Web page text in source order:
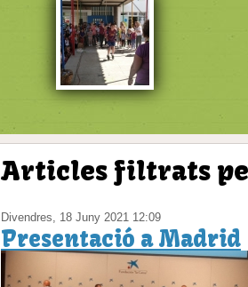
Articles filtrats
Divendres, 18 Juny 2021 12:09
Presentació a Madrid